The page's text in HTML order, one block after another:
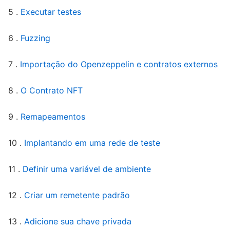
5 . Executar testes
6 . Fuzzing
7 . Importação do Openzeppelin e contratos externos
8 . O Contrato NFT
9 . Remapeamentos
10 . Implantando em uma rede de teste
11 . Definir uma variável de ambiente
12 . Criar um remetente padrão
13 . Adicione sua chave privada